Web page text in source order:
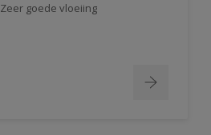
Zeer goede vloeiing